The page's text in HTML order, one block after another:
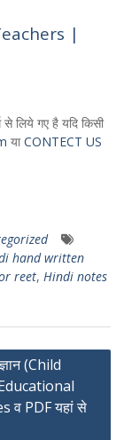
|
से लिये गए है यदि किसी
याCONTECT US
hand written
reet, Hindi notes
(Child
व PDF यहां से